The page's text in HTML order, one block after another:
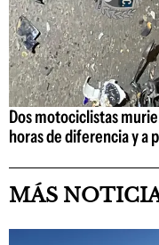
Dos motociclistas
horas de diferencia y a
MÁS